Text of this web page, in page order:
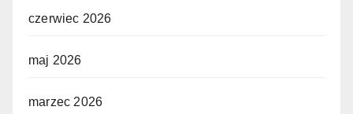
czerwiec 2026
maj 2026
marzec 2026